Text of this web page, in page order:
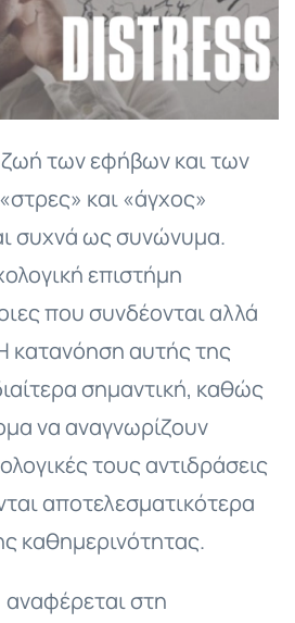
των εφήβων και των
και «άγχος»
συχνά ως συνώνυμα.
επιστήμη
που συνδέονται αλλά
κατανόηση αυτής της
σημαντική, καθώς
να αναγνωρίζουν
τους αντιδράσεις
αποτελεσματικότερα
καθημερινότητας.
στη